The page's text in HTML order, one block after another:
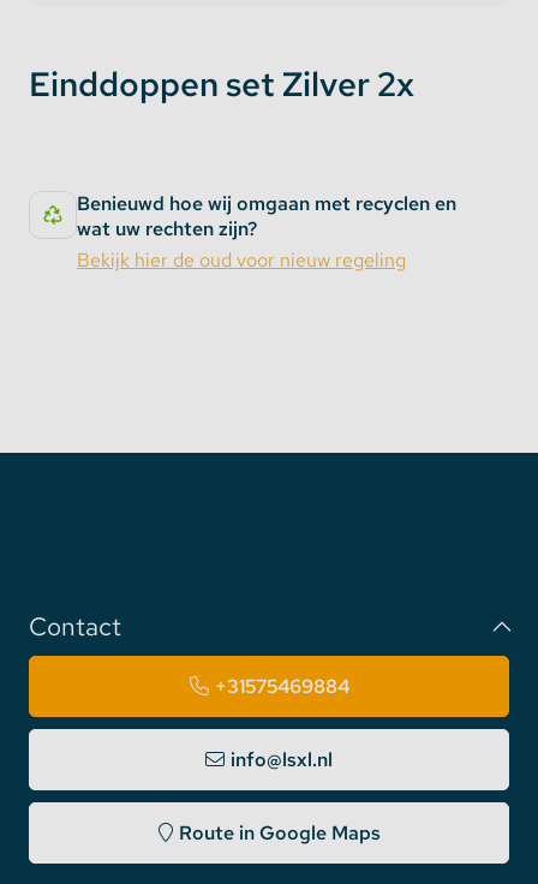
Einddoppen set Zilver 2x
Benieuwd hoe wij omgaan met recyclen en
wat uw rechten zijn?
Bekijk hier de oud voor nieuw regeling
Contact
+31575469884
info@lsxl.nl
Route in Google Maps